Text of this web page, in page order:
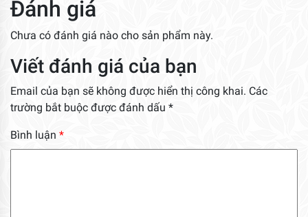
Đánh giá
Chưa có đánh giá nào cho sản phẩm này.
Viết đánh giá của bạn
Email của bạn sẽ không được hiển thị công khai. Các
trường bắt buộc được đánh dấu *
Bình luận *